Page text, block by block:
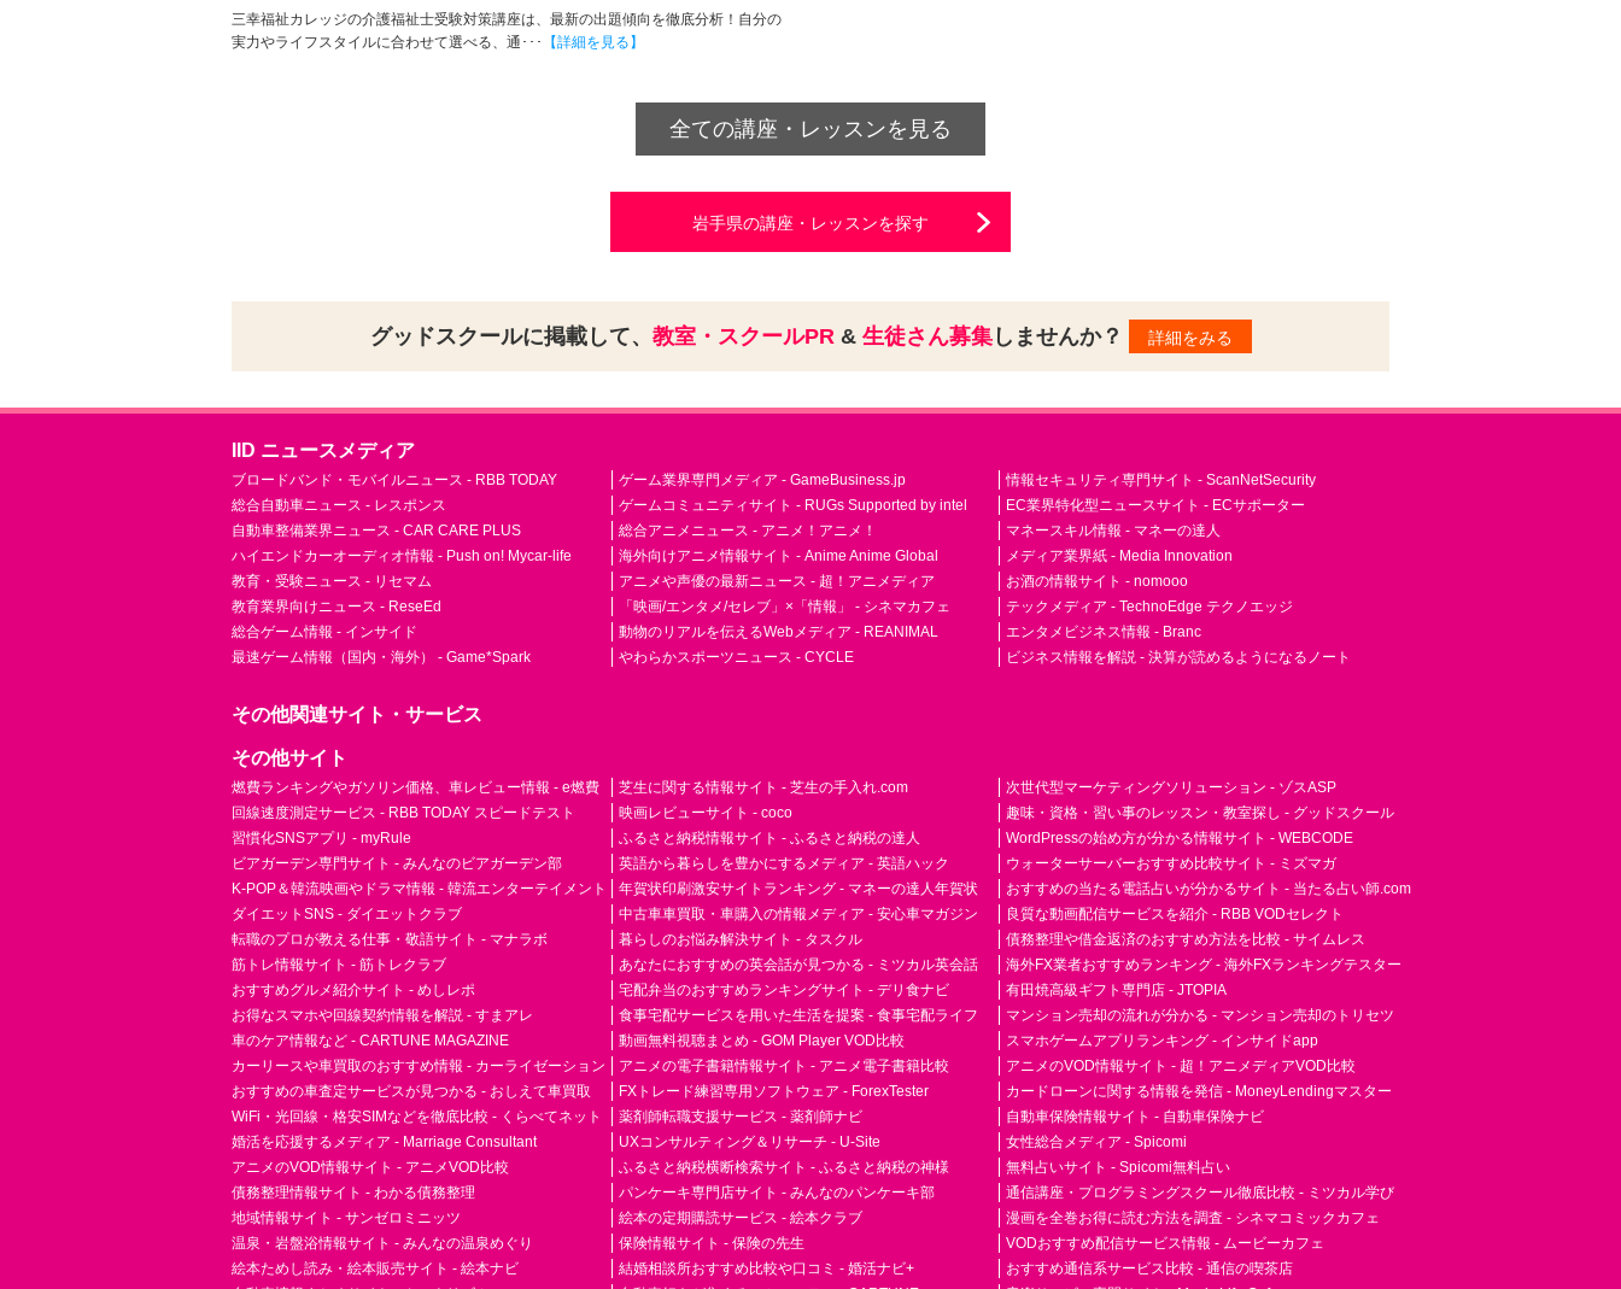
三幸福祉カレッジの介護福祉士受験対策講座は、最新の出題傾向を徹底分析！自分の
実力やライフスタイルに合わせて選べる、通･･･
【詳細を見る】
全ての講座・レッスンを見る
岩手県の講座・レッスンを探す
グッドスクールに掲載して、 教室・スクールPR& 生徒さん募集しませんか？ 詳細をみる
IID ニュースメディア
ブロードバンド・モバイルニュース - RBB TODAY
総合自動車ニュース - レスポンス
自動車整備業界ニュース - CAR CARE PLUS
ハイエンドカーオーディオ情報 - Push on! Mycar-life
教育・受験ニュース - リセマム
教育業界向けニュース - ReseEd
総合ゲーム情報 - インサイド
最速ゲーム情報（国内・海外） - Game*Spark
ゲーム業界専門メディア - GameBusiness.jp
ゲームコミュニティサイト - RUGs Supported by intel
総合アニメニュース - アニメ！アニメ！
海外向けアニメ情報サイト - Anime Anime Global
アニメや声優の最新ニュース - 超！アニメディア
「映画/エンタメ/セレブ」×「情報」 - シネマカフェ
動物のリアルを伝えるWebメディア - REANIMAL
やわらかスポーツニュース - CYCLE
情報セキュリティ専門サイト - ScanNetSecurity
EC業界特化型ニュースサイト - ECサポーター
マネースキル情報 - マネーの達人
メディア業界紙 - Media Innovation
お酒の情報サイト - nomooo
テックメディア - TechnoEdge テクノエッジ
エンタメビジネス情報 - Branc
ビジネス情報を解説 - 決算が読めるようになるノート
その他関連サイト・サービス
その他サイト
燃費ランキングやガソリン価格、車レビュー情報 - e燃費
回線速度測定サービス - RBB TODAY スピードテスト
習慣化SNSアプリ - myRule
ビアガーデン専門サイト - みんなのビアガーデン部
K-POP＆韓流映画やドラマ情報 - 韓流エンターテイメント
ダイエットSNS - ダイエットクラブ
転職のプロが教える仕事・敬語サイト - マナラボ
筋トレ情報サイト - 筋トレクラブ
おすすめグルメ紹介サイト - めしレポ
お得なスマホや回線契約情報を解説 - すまアレ
車のケア情報など - CARTUNE MAGAZINE
カーリースや車買取のおすすめ情報 - カーライゼーション
おすすめの車査定サービスが見つかる - おしえて車買取
WiFi・光回線・格安SIMなどを徹底比較 - くらべてネット
婚活を応援するメディア - Marriage Consultant
アニメのVOD情報サイト - アニメVOD比較
債務整理情報サイト - わかる債務整理
地域情報サイト - サンゼロミニッツ
温泉・岩盤浴情報サイト - みんなの温泉めぐり
絵本ためし読み・絵本販売サイト - 絵本ナビ
芝生に関する情報サイト - 芝生の手入れ.com
映画レビューサイト - coco
ふるさと納税情報サイト - ふるさと納税の達人
英語から暮らしを豊かにするメディア - 英語ハック
年賀状印刷激安サイトランキング - マネーの達人年賀状
中古車車買取・車購入の情報メディア - 安心車マガジン
暮らしのお悩み解決サイト - タスクル
あなたにおすすめの英会話が見つかる - ミツカル英会話
宅配弁当のおすすめランキングサイト - デリ食ナビ
食事宅配サービスを用いた生活を提案 - 食事宅配ライフ
動画無料視聴まとめ - GOM Player VOD比較
アニメの電子書籍情報サイト - アニメ電子書籍比較
FXトレード練習専用ソフトウェア - ForexTester
薬剤師転職支援サービス - 薬剤師ナビ
UXコンサルティング＆リサーチ - U-Site
ふるさと納税横断検索サイト - ふるさと納税の神様
パンケーキ専門店サイト - みんなのパンケーキ部
絵本の定期購読サービス - 絵本クラブ
保険情報サイト - 保険の先生
結婚相談所おすすめ比較や口コミ - 婚活ナビ+
次世代型マーケティングソリューション - ゾスASP
趣味・資格・習い事のレッスン・教室探し - グッドスクール
WordPressの始め方が分かる情報サイト - WEBCODE
ウォーターサーバーおすすめ比較サイト - ミズマガ
おすすめの当たる電話占いが分かるサイト - 当たる占い師.com
良質な動画配信サービスを紹介 - RBB VODセレクト
債務整理や借金返済のおすすめ方法を比較 - サイムレス
海外FX業者おすすめランキング - 海外FXランキングテスター
有田焼高級ギフト専門店 - JTOPIA
マンション売却の流れが分かる - マンション売却のトリセツ
スマホゲームアプリランキング - インサイドapp
アニメのVOD情報サイト - 超！アニメディアVOD比較
カードローンに関する情報を発信 - MoneyLendingマスター
自動車保険情報サイト - 自動車保険ナビ
女性総合メディア - Spicomi
無料占いサイト - Spicomi無料占い
通信講座・プログラミングスクール徹底比較 - ミツカル学び
漫画を全巻お得に読む方法を調査 - シネマコミックカフェ
VODおすすめ配信サービス情報 - ムービーカフェ
おすすめ通信系サービス比較 - 通信の喫茶店